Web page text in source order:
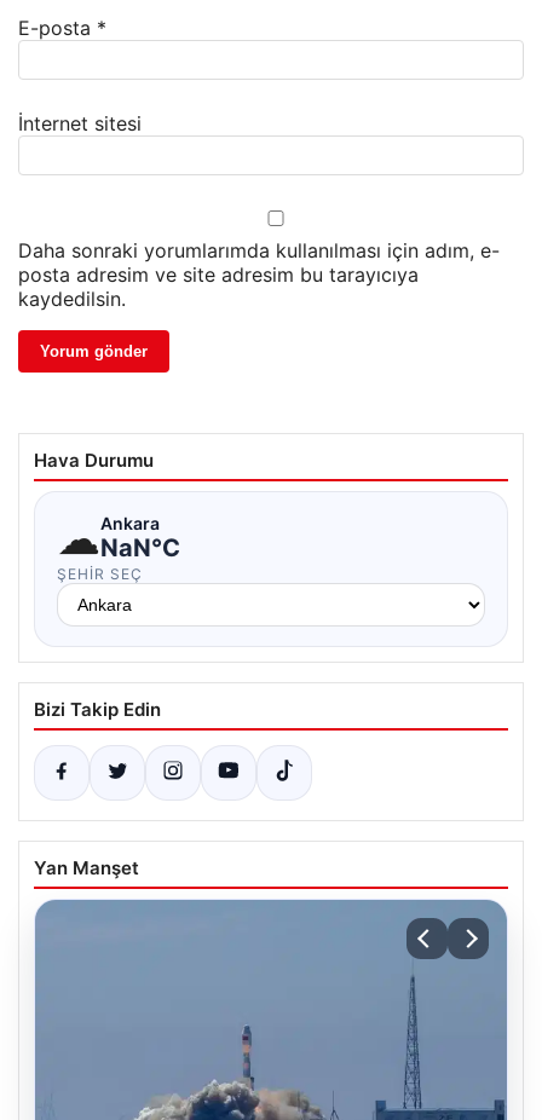
E-posta *
İnternet sitesi
Daha sonraki yorumlarımda kullanılması için adım, e-
posta adresim ve site adresim bu tarayıcıya
kaydedilsin.
Hava Durumu
☁Ankara
NaN°C
ŞEHIR SEÇ
Bizi Takip Edin
Yan Manşet